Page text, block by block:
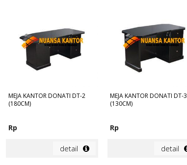
MEJA KANTOR DONATI DT-2
(180CM)
Rp
detail
MEJA KANTOR DONATI DT-3
(130CM)
Rp
detail